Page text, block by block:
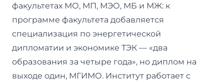
факультетах МО, МП, МЭО, МБ и МЖ: к
программе факультета добавляется
специализация по энергетической
дипломатии и экономике ТЭК — «два
образования за четыре года», но диплом на
выходе один, МГИМО. Институт работает с